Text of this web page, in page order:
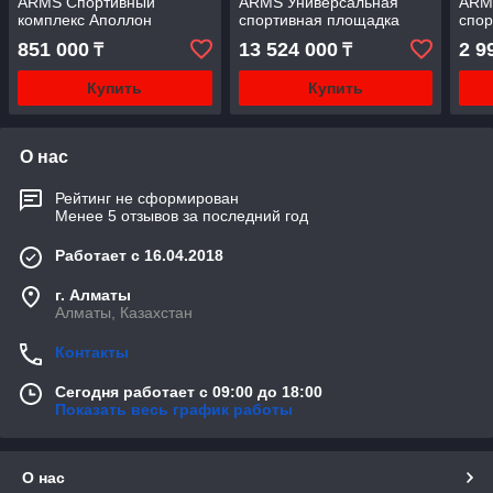
комплекс Аполлон
851 000 ₸
Купить
спортивная площадка
13 524 000₸
Купить
2
О нас
Рейтинг не сформирован
Менее 5 отзывов за последний год
Работает с 16.04.2018
г. Алматы
Алматы, Казахстан
Контакты
Сегодня работает с 09:00 до 18:00
Показать весь график работы
О нас